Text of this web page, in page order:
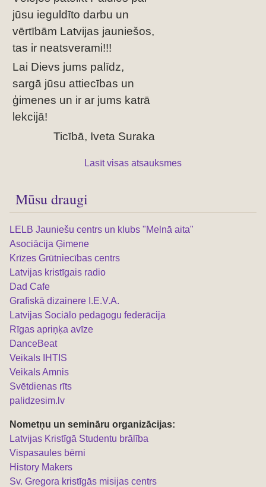
jūsu ieguldīto darbu un
vērtībām Latvijas jauniešos,
tas ir neatsverami!!!
Lai Dievs jums palīdz,
sargā jūsu attiecības un
ģimenes un ir ar jums katrā
lekcijā!
Ticībā, Iveta Suraka
Lasīt visas atsauksmes
Mūsu draugi
LELB Jauniešu centrs un klubs "Melnā aita"
Asociācija Ģimene
Krīzes Grūtniecības centrs
Latvijas kristīgais radio
Dad Cafe
Grafiskā dizainere I.E.V.A.
Latvijas Sociālo pedagogu federācija
Rīgas apriņķa avīze
DanceBeat
Veikals IHTIS
Veikals Amnis
Svētdienas rīts
palidzesim.lv
Nometņu un semināru organizācijas:
Latvijas Kristīgā Studentu brālība
Vispasaules bērni
History Makers
Sv. Gregora kristīgās misijas centrs